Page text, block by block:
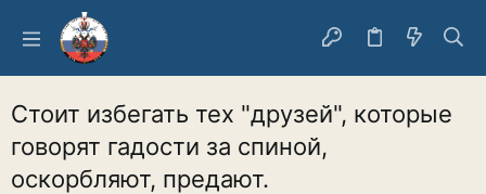
Стоит избегать тех "друзей", которые
говорят гадости за спиной,
оскорбляют, предают.